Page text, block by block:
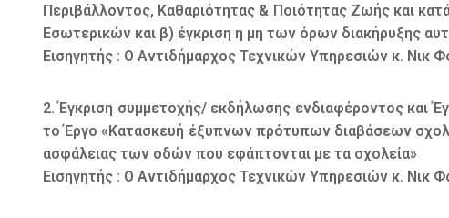
Περιβάλλοντος, Καθαριότητας & Ποιότητας Ζωής και
Εσωτερικών και β) έγκριση η μη των όρων διακήρυξης
Εισηγητής : Ο Αντιδήμαρχος Τεχνικών Υπηρεσιών κ. Νικ
2. Έγκριση συμμετοχής/ εκδήλωσης ενδιαφέροντος και
το Έργο «Κατασκευή έξυπνων πρότυπων διαβάσεων
ασφάλειας των οδών που εφάπτονται με τα σχολεία»
Εισηγητής : Ο Αντιδήμαρχος Τεχνικών Υπηρεσιών κ. Νικ